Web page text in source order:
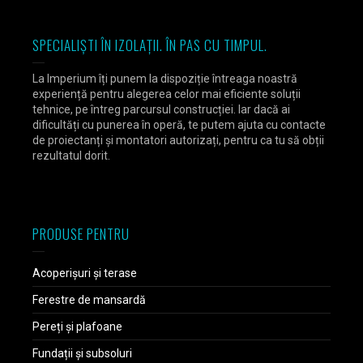
SPECIALIȘTI ÎN IZOLAȚII. ÎN PAS CU TIMPUL.
La Imperium îți punem la dispoziție întreaga noastră
experiență pentru alegerea celor mai eficiente soluții
tehnice, pe întreg parcursul construcției. Iar dacă ai
dificultăți cu punerea în operă, te putem ajuta cu contacte
de proiectanți și montatori autorizați, pentru ca tu să obții
rezultatul dorit.
PRODUSE PENTRU
Acoperișuri și terase
Ferestre de mansardă
Pereți și plafoane
Fundații și subsoluri